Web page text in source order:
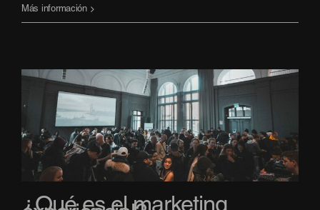
digital
que
protagonizarán
el
2023
Más información